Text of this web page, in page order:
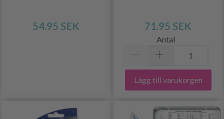
54.95 SEK 71.95 SEK
Antal
Lägg till varukorgen